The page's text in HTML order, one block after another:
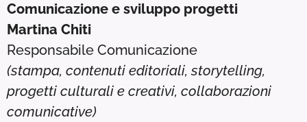
Comunicazione e sviluppo progetti
Martina Chiti
Responsabile Comunicazione
(stampa, contenuti editoriali, storytelling,
progetti culturali e creativi, collaborazioni
comunicative)